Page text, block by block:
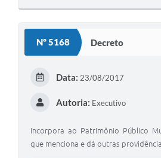
Nº 5168 Decreto
Data: 23/08/2017
Autoria: Executivo
Incorpora ao Patrimônio Público
que menciona e dá outras